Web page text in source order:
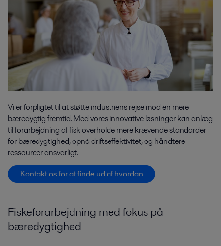
Vi er forpligtet til at støtte industriens rejse mod en mere
bæredygtig fremtid.Med vores innovative løsninger kan anlæg
til forarbejdning af fisk overholde mere krævende standarder
for bæredygtighed, opnå driftseffektivitet, og håndtere
ressourcer ansvarligt.
Kontakt os for at finde ud af hvordan
Fiskeforarbejdning med fokus på
bæredygtighed